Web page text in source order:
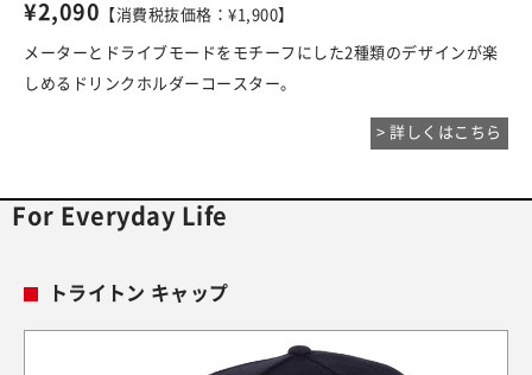
¥2,090 【消費税抜価格：¥1,900】
メーターとドライブモードをモチーフにした2種類のデザインが楽
しめるドリンクホルダーコースター。
> 詳しくはこちら
For Everyday Life
トライトン キャップ